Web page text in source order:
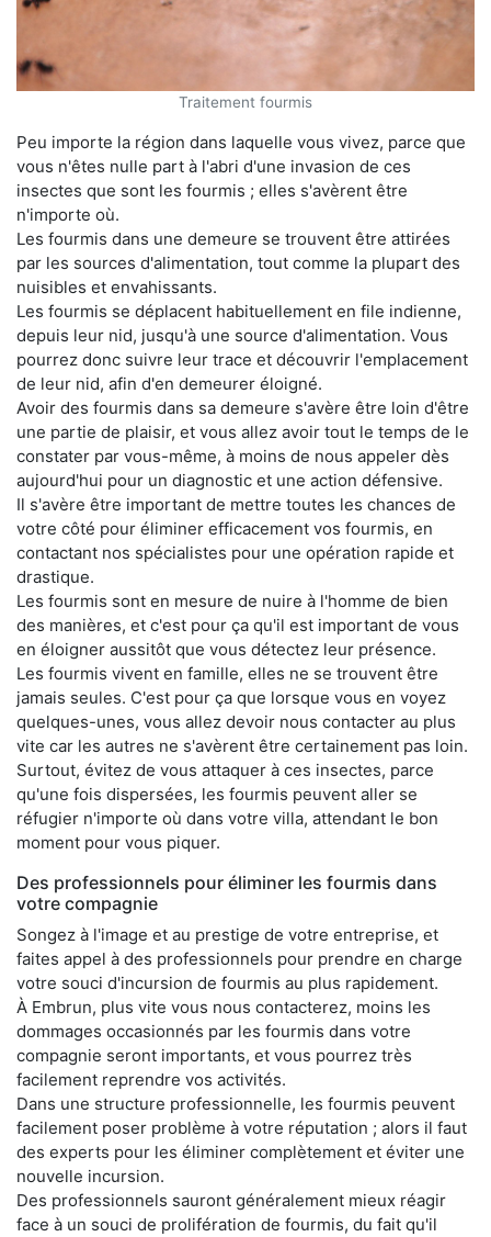
Traitement fourmis
Peu importe la région dans laquelle vous vivez, parce que
vous n'êtes nulle part à l'abri d'une invasion de ces
insectes que sont les fourmis ; elles s'avèrent être
n'importe où.
Les fourmis dans une demeure se trouvent être attirées
par les sources d'alimentation, tout comme la plupart des
nuisibles et envahissants.
Les fourmis se déplacent habituellement en file indienne,
depuis leur nid, jusqu'à une source d'alimentation. Vous
pourrez donc suivre leur trace et découvrir l'emplacement
de leur nid, afin d'en demeurer éloigné.
Avoir des fourmis dans sa demeure s'avère être loin d'être
une partie de plaisir, et vous allez avoir tout le temps de le
constater par vous-même, à moins de nous appeler dès
aujourd'hui pour un diagnostic et une action défensive.
Il s'avère être important de mettre toutes les chances de
votre côté pour éliminer efficacement vos fourmis, en
contactant nos spécialistes pour une opération rapide et
drastique.
Les fourmis sont en mesure de nuire à l'homme de bien
des manières, et c'est pour ça qu'il est important de vous
en éloigner aussitôt que vous détectez leur présence.
Les fourmis vivent en famille, elles ne se trouvent être
jamais seules. C'est pour ça que lorsque vous en voyez
quelques-unes, vous allez devoir nous contacter au plus
vite car les autres ne s'avèrent être certainement pas loin.
Surtout, évitez de vous attaquer à ces insectes, parce
qu'une fois dispersées, les fourmis peuvent aller se
réfugier n'importe où dans votre villa, attendant le bon
moment pour vous piquer.
Des professionnels pour éliminer les fourmis dans
votre compagnie
Songez à l'image et au prestige de votre entreprise, et
faites appel à des professionnels pour prendre en charge
votre souci d'incursion de fourmis au plus rapidement.
À Embrun, plus vite vous nous contacterez, moins les
dommages occasionnés par les fourmis dans votre
compagnie seront importants, et vous pourrez très
facilement reprendre vos activités.
Dans une structure professionnelle, les fourmis peuvent
facilement poser problème à votre réputation ; alors il faut
des experts pour les éliminer complètement et éviter une
nouvelle incursion.
Des professionnels sauront généralement mieux réagir
face à un souci de prolifération de fourmis, du fait qu'il